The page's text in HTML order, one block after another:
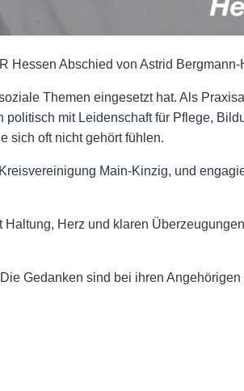
Hessen Abschied von Astrid Bergmann-
Themen eingesetzt hat. Als
mit Leidenschaft für Pflege,
sich oft nicht gehört fühlen.
Main-Kinzig, und
Herz und klaren
Gedanken sind bei ihren